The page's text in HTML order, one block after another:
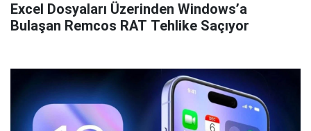
Excel Dosyaları Üzerinden Windows’a
Bulaşan Remcos RAT Tehlike Saçıyor